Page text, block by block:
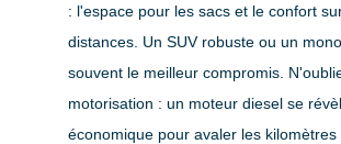
: l'espace pour les sacs et le confort
distances. UnSUV robuste ou un
souvent le meilleur compromis.
motorisation : un moteur diesel se
économique pour avaler les